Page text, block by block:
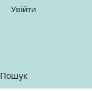
Пошук
Увійти